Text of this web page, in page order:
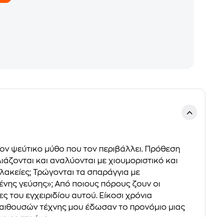
ψεύτικο μύθο που τον περιβάλλει. Πρόθεση
και αναλύονται με χιουμοριστικό και
Τρώγονται τα σπαράγγια με
γεύσης»; Από ποιους πόρους ζουν οι
εγχειριδίου αυτού. Είκοσι χρόνια
τέχνης μου έδωσαν το προνόμιο μιας